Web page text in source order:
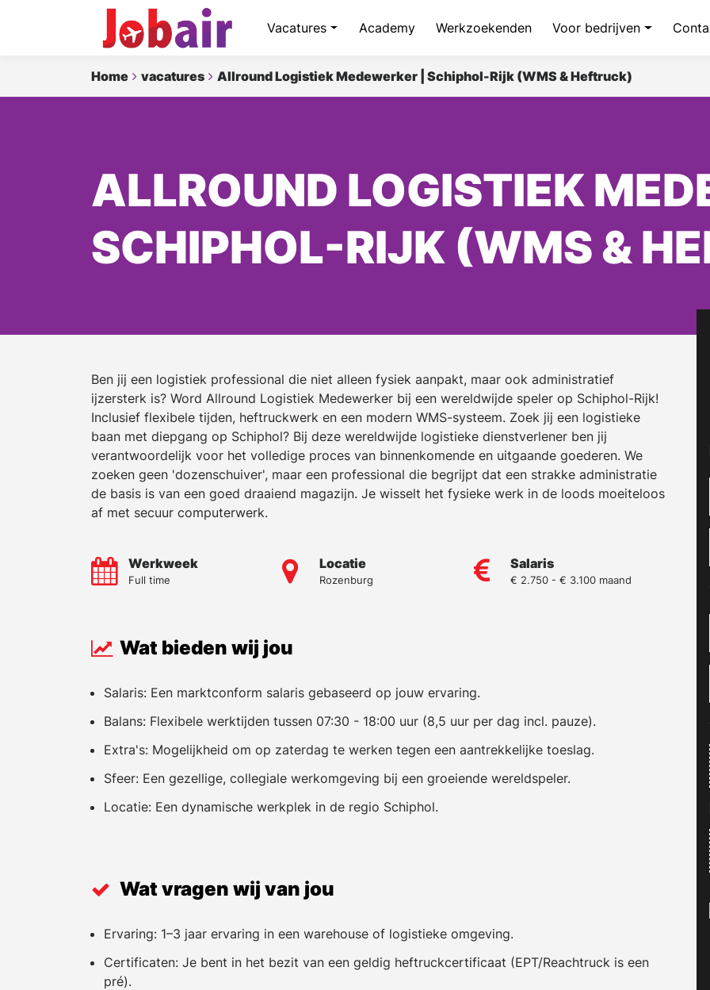
Vacatures Academy Werkzoekenden Voor bedrijven
Home vacatures Allround Logistiek Medewerker | Schiphol-Rijk (WMS & Heftruck)
ALLROUND LOGISTIEK
SCHIPHOL-RIJK (WMS &
Ben jij een logistiek professional die niet alleen fysiek aanpakt, maar ook administratief
ijzersterk is? Word Allround Logistiek Medewerker bij een wereldwijde speler op Schiphol-Rijk!
Inclusief flexibele tijden, heftruckwerk en een modern WMS-systeem. Zoek jij een logistieke
baan met diepgang op Schiphol? Bij deze wereldwijde logistieke dienstverlener ben jij
verantwoordelijk voor het volledige proces van binnenkomende en uitgaande goederen. We
zoeken geen 'dozenschuiver', maar een professional die begrijpt dat een strakke administratie
de basis is van een goed draaiend magazijn. Je wisselt het fysieke werk in de loods moeiteloos
af met secuur computerwerk.
Werkweek
Full time
Locatie
Rozenburg
Salaris
€ 2.750 - € 3.100 maand
Wat bieden wij jou
Salaris: Een marktconform salaris gebaseerd op jouw ervaring.
Balans: Flexibele werktijden tussen 07:30 - 18:00 uur (8,5 uur per dag incl. pauze).
Extra's: Mogelijkheid om op zaterdag te werken tegen een aantrekkelijke toeslag.
Sfeer: Een gezellige, collegiale werkomgeving bij een groeiende wereldspeler.
Locatie: Een dynamische werkplek in de regio Schiphol.
Wat vragen wij van jou
Ervaring: 1–3 jaar ervaring in een warehouse of logistieke omgeving.
Certificaten: Je bent in het bezit van een geldig heftruckcertificaat (EPT/Reachtruck is een
pré).